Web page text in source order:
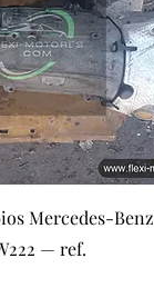
Mercedes-Benz
— ref.